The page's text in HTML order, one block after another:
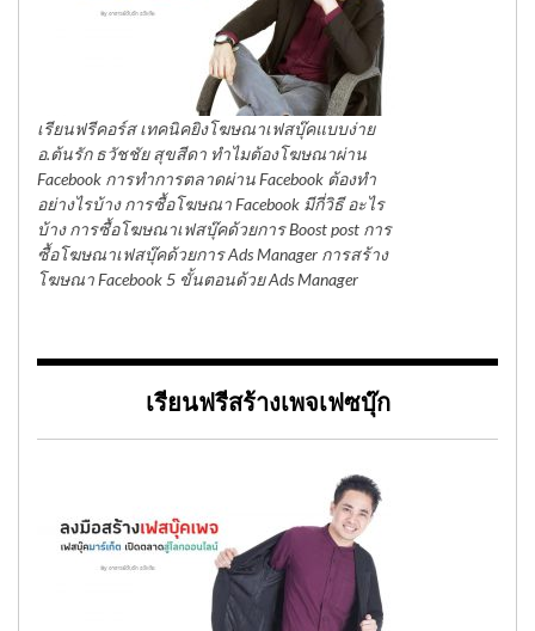
เรียนฟรีคอร์ส เทคนิคยิงโฆษณาเฟสบุ๊คแบบง่าย
อ.ต้นรัก ธวัชชัย สุขสีดา ทำไมต้องโฆษณาผ่าน
Facebook การทำการตลาดผ่าน Facebook ต้องทำ
อย่างไรบ้าง การซื้อโฆษณา Facebook มีกี่วิธี อะไร
บ้าง การซื้อโฆษณาเฟสบุ๊คด้วยการ Boost post การ
ซื้อโฆษณาเฟสบุ๊คด้วยการ Ads Manager การสร้าง
โฆษณา Facebook 5 ขั้นตอนด้วย Ads Manager
เรียนฟรีสร้างเพจเฟซบุ๊ก